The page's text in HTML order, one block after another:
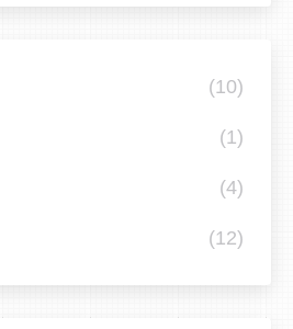
(10)
(1)
(4)
(12)